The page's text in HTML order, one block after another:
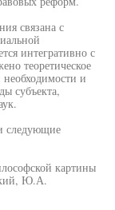
связана с
интегративно с
теоретическое
и
субъекта,
следующие
картины
Ю.А.